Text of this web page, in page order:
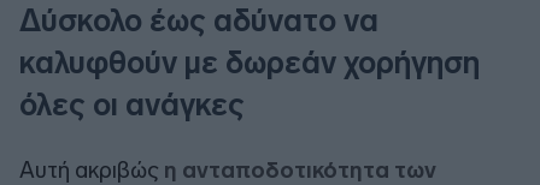
Δύσκολο έως αδύνατο να
καλυφθούν με δωρεάν χορήγηση
όλες οι ανάγκες
Αυτή ακριβώς η ανταποδοτικότητα των